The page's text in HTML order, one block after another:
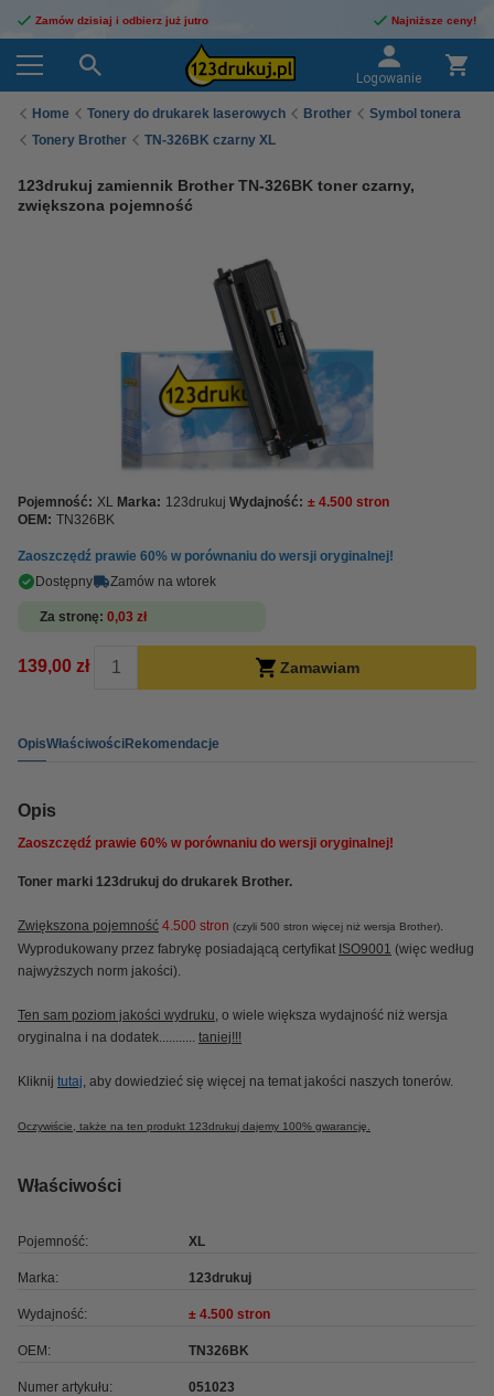
Zamów dzisiaj i odbierz już jutro Najniższe ceny!
Logowanie
Home Tonery do drukarek laserowych Brother
Symbol tonera
Tonery Brother
TN-326BK czarny XL
123drukuj zamiennik Brother TN-326BK toner czarny,
zwiększona pojemność
Pojemność: XL Marka: 123drukuj Wydajność: ± 4.500 stron
OEM: TN326BK
Zaoszczędź prawie 60% w porównaniu do wersji oryginalnej!
Dostępny
Zamów na wtorek
Za stronę 0,03 zł
139,00 zł Zamawiam
OpisWłaściwościRekomendacje
Opis
Zaoszczędź prawie 60% w porównaniu do wersji oryginalnej!
Toner marki 123drukuj do drukarek Brother.
Zwiększona pojemność 4.500 stron (czyli 500 stron więcej niż wersja Brother).
Wyprodukowany przez fabrykę posiadającą certyfikat ISO9001 (więc według
najwyższych norm jakości).
Ten sam poziom jakości wydruku, o wiele większa wydajność niż wersja
oryginalna i na dodatek........... taniej!!!
Kliknij tutaj, aby dowiedzieć się więcej na temat jakości naszych tonerów.
Oczywiście, także na ten produkt 123drukuj dajemy 100% gwarancję.
Właściwości
Pojemność: XL
Marka: 123drukuj
Wydajność: ± 4.500 stron
OEM: TN326BK
Numer artykułu: 051023